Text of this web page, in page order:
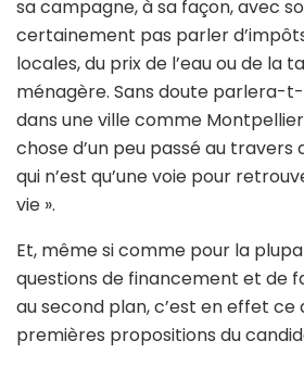
sa campagne, à sa façon, avec
certainement pas parler
locales, du prix de l’eau ou de la
ménagère. Sans doute parlera-t-
dans une ville comme
chose d’un peu passé au travers
qui n’est qu’une voie pour
vie ».
Et, même si comme pour la
questions de financement et de
au second plan, c’est en effet ce
premières propositions du